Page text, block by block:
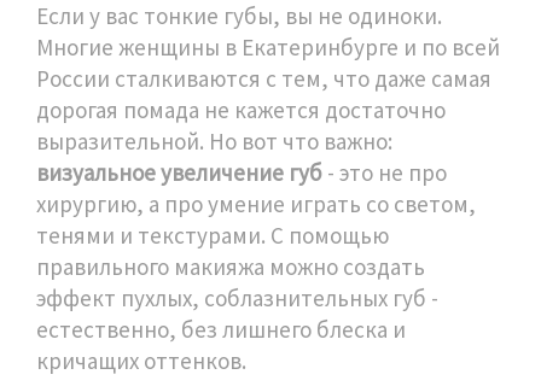
Если у вас тонкие губы, вы не одиноки.
Многие женщины в Екатеринбурге и по всей
России сталкиваются с тем, что даже самая
дорогая помада не кажется достаточно
выразительной. Но вот что важно:
визуальное увеличение губ - это не про
хирургию, а про умение играть со светом,
тенями и текстурами. С помощью
правильного макияжа можно создать
эффект пухлых, соблазнительных губ -
естественно, без лишнего блеска и
кричащих оттенков.